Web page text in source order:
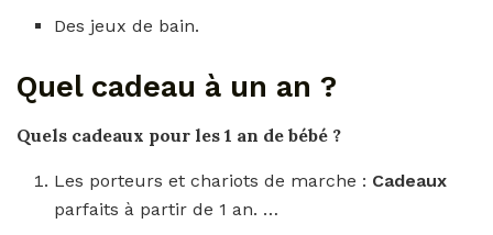
Des jeux de bain.
Quel cadeau à un an ?
Quels cadeaux pour les 1 an de bébé ?
Les porteurs et chariots de marche : Cadeaux
parfaits à partir de 1 an. …